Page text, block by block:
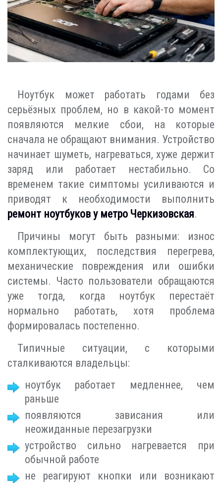
Ноутбук может работать годами без
серьёзных проблем, но в какой-то момент
появляются мелкие сбои, на которые
сначала не обращают внимания. Устройство
начинает шуметь, нагреваться, хуже держит
заряд или работает нестабильно. Со
временем такие симптомы усиливаются и
приводят к необходимости выполнить
ремонт ноутбуков у метро Черкизовская.
Причины могут быть разными: износ
комплектующих, последствия перегрева,
механические повреждения или ошибки
системы. Часто пользователи обращаются
уже тогда, когда ноутбук перестаёт
нормально работать, хотя проблема
формировалась постепенно.
Типичные ситуации, с которыми
сталкиваются владельцы:
ноутбук работает медленнее, чем
раньше
появляются зависания или
неожиданные перезагрузки
устройство сильно нагревается при
обычной работе
не реагируют кнопки или возникают